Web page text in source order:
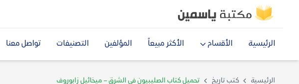
الرئيسية الأقسام الأكثر مبيعاً المؤلفين التصنيفات تواصل معنا
الرئيسية كتب تاريخ تحميل كتاب الصليبيون في الشرق – ميخائيل زابوروف